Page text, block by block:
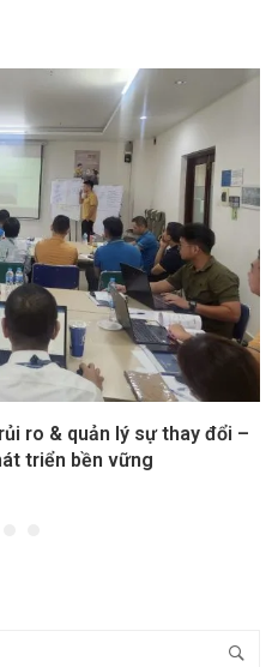
ro & quản lý sự thay đổi –
triển bền vững